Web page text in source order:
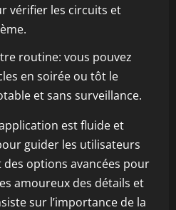
vérifier les circuits et
routine: vous pouvez
en soirée ou tôt le
et sans surveillance.
est fluide et
guider les utilisateurs
options avancées pour
amoureux des détails et
sur l’importance de la